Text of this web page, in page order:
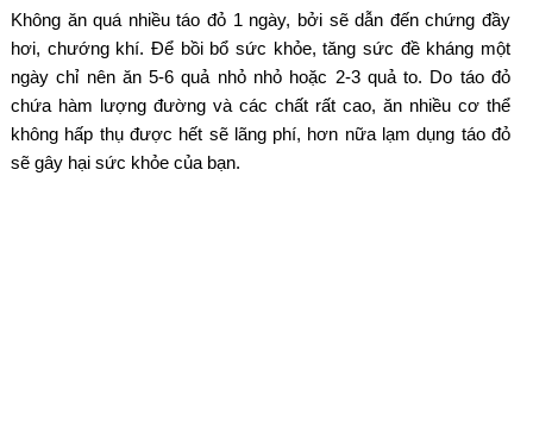
Không ăn quá nhiều táo đỏ 1 ngày, bởi sẽ dẫn đến chứng đầy
hơi, chướng khí. Để bồi bổ sức khỏe, tăng sức đề kháng một
ngày chỉ nên ăn 5-6 quả nhỏ nhỏ hoặc 2-3 quả to. Do táo đỏ
chứa hàm lượng đường và các chất rất cao, ăn nhiều cơ thể
không hấp thụ được hết sẽ lãng phí, hơn nữa lạm dụng táo đỏ
sẽ gây hại sức khỏe của bạn.